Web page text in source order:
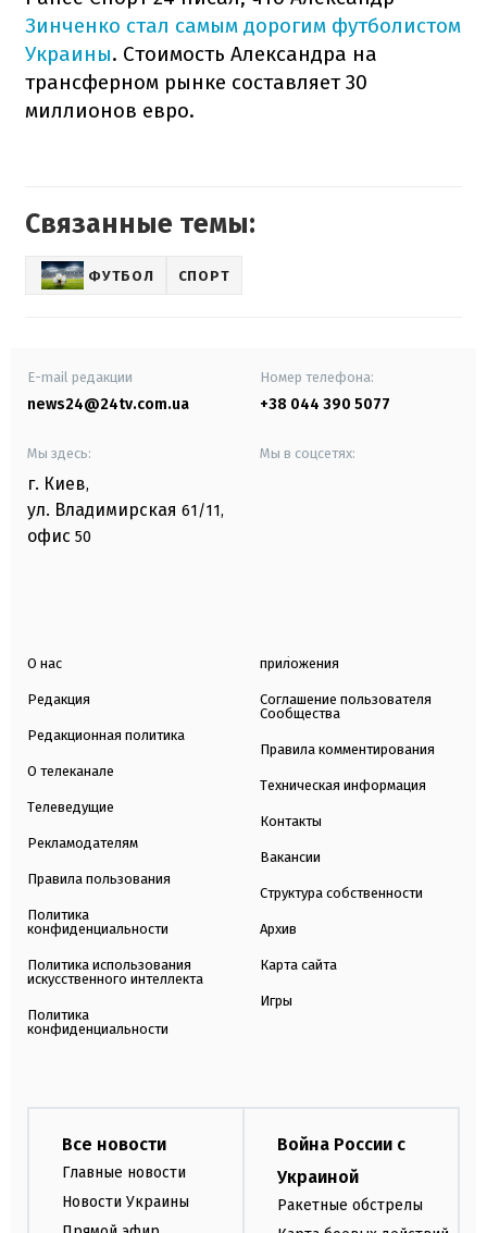
Зинченко стал самым дорогим футболистом
Украины. Стоимость Александра на
трансферном рынке составляет 30
миллионов евро.
Связанные темы:
ФУТБОЛ СПОРТ
E-mail редакции
news24@24tv.com.ua
Номер телефона:
+38 044 390 5077
Мы здесь:
г. Киев,
ул. Владимирская 61/11,
офис 50
Мы в соцсетях:
О нас
Редакция
Редакционная политика
О телеканале
Телеведущие
Рекламодателям
Правила пользования
Политика
конфиденциальности
Политика использования
искусственного интеллекта
Политика
конфиденциальности
приложения
Соглашение пользователя
Сообщества
Правила комментирования
Техническая информация
Контакты
Вакансии
Структура собственности
Архив
Карта сайта
Игры
Все новости
Главные новости
Новости Украины
Война России с
Украиной
Ракетные обстрелы